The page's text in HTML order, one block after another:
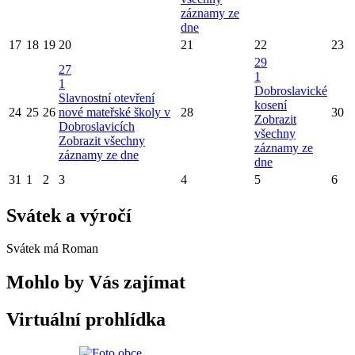
záznamy ze
dne
17 18 19 20 21 22 23
24 25 26
27
1
Slavnostní otevření
nové mateřské školy v
Dobroslavicích
Zobrazit všechny
záznamy ze dne
28
29
1
Dobroslavické
kosení
Zobrazit
všechny
záznamy ze
dne
30
31 1 2 3 4 5 6
Svátek a výročí
Svátek má Roman
Mohlo by Vás zajímat
Virtuální prohlídka